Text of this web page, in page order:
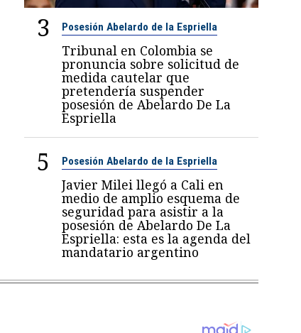
3 Posesión Abelardo de la Espriella
Tribunal en Colombia se
pronuncia sobre solicitud de
medida cautelar que
pretendería suspender
posesión de Abelardo De La
Espriella
5 Posesión Abelardo de la Espriella
Javier Milei llegó a Cali en
medio de amplio esquema de
seguridad para asistir a la
posesión de Abelardo De La
Espriella: esta es la agenda del
mandatario argentino